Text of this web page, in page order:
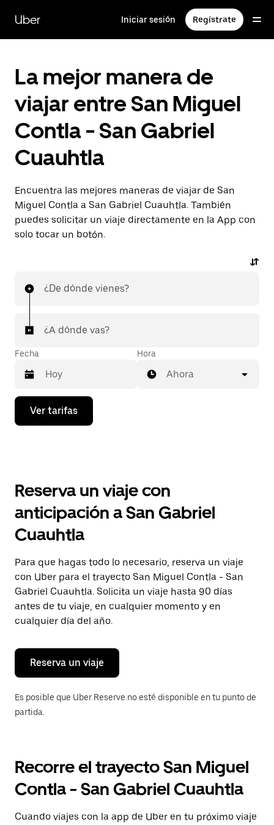
contenido
principal
Uber Iniciar sesión Regístrate
La mejor manera de
viajar entre San Miguel
Contla - San Gabriel
Cuauhtla
Encuentra las mejores maneras de viajar de San
Miguel Contla a San Gabriel Cuauhtla. También
puedes solicitar un viaje directamente en la App con
solo tocar un botón.
¿De dónde vienes?
¿A dónde vas?
Fecha
Presiona
flecha
el
y
selecciona
una
Presiona
la
tecla Esc
para
cerrar
el
calendario.
Hora
Ahora
Ver tarifas
Reserva un viaje con
anticipación a San Gabriel
Cuauhtla
Para que hagas todo lo necesario, reserva un viaje
con Uber para el trayecto San Miguel Contla - San
Gabriel Cuauhtla. Solicita un viaje hasta 90 días
antes de tu viaje, en cualquier momento y en
cualquier día del año.
Reserva un viaje
Es posible que Uber Reserve no esté disponible en tu punto de
partida.
Recorre el trayecto San Miguel
Contla - San Gabriel Cuauhtla
Cuando viajes con la app de Uber en tu próximo viaje